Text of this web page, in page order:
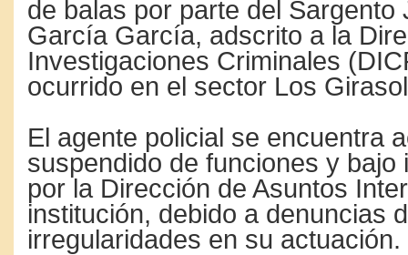
de balas por parte del Sargento
García García, adscrito a la
Investigaciones Criminales
ocurrido en el sector Los
El agente policial se encuentra
suspendido de funciones y bajo
por la Dirección de Asuntos
institución, debido a denuncias
irregularidades en su actuación.